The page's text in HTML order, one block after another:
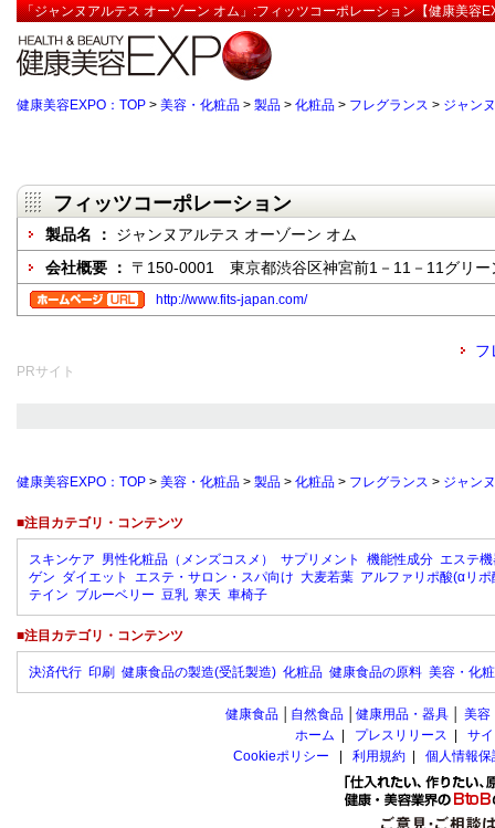
「ジャンヌアルテス オーゾーン オム」:フィッツコーポレーション【健康美容
健康美容EXPO：TOP > 美容・化粧品 > 製品 > 化粧品 > フレグランス > ジャン
フィッツコーポレーション
製品名 ： ジャンヌアルテス オーゾーン オム
会社概要 ： 〒150-0001 東京都渋谷区神宮前1－11－11グリー
http://www.fits-japan.com/
フ
PRサイト
健康美容EXPO：TOP > 美容・化粧品 > 製品 > 化粧品 > フレグランス > ジャン
■注目カテゴリ・コンテンツ
スキンケア 男性化粧品（メンズコスメ） サプリメント 機能性成分 エステ
ゲン ダイエット エステ・サロン・スパ向け 大麦若葉 アルファリポ酸(αリポ
テイン ブルーベリー 豆乳 寒天 車椅子
■注目カテゴリ・コンテンツ
決済代行 印刷 健康食品の製造(受託製造) 化粧品 健康食品の原料 美容・化
健康食品 自然食品 健康用品・器具 美容
ホーム
プレスリリース
サ
Cookieポリシー
利用規約 個人情報